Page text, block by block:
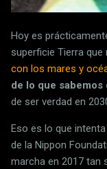
Hoy es
superficie Tierra
con los mares y
de lo que
de ser verdad en
Eso es lo que
de la Nippon
marcha en 2017 tan